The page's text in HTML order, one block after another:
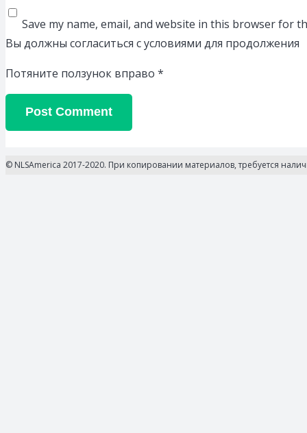
Save my name, email, and website in this browser for
Вы должны согласиться с условиями для продолжения
Потяните ползунок вправо *
Post Comment
© NLSAmerica 2017-2020. При копировании материалов, требуется